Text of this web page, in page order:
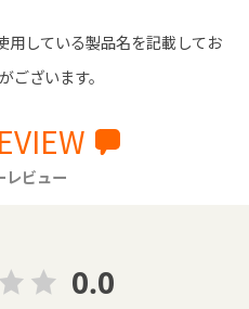
用している製品名を記載してお
ございます。
レビュー
0.0